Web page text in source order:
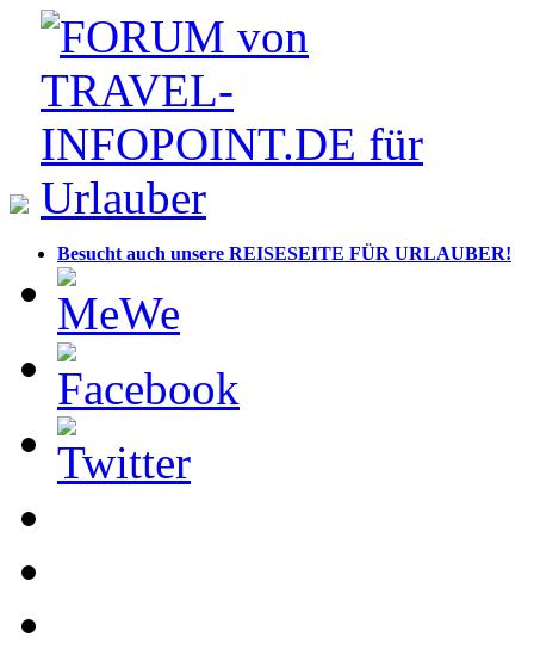
Besucht auch unsere REISESEITE FÜR URLAUBER!